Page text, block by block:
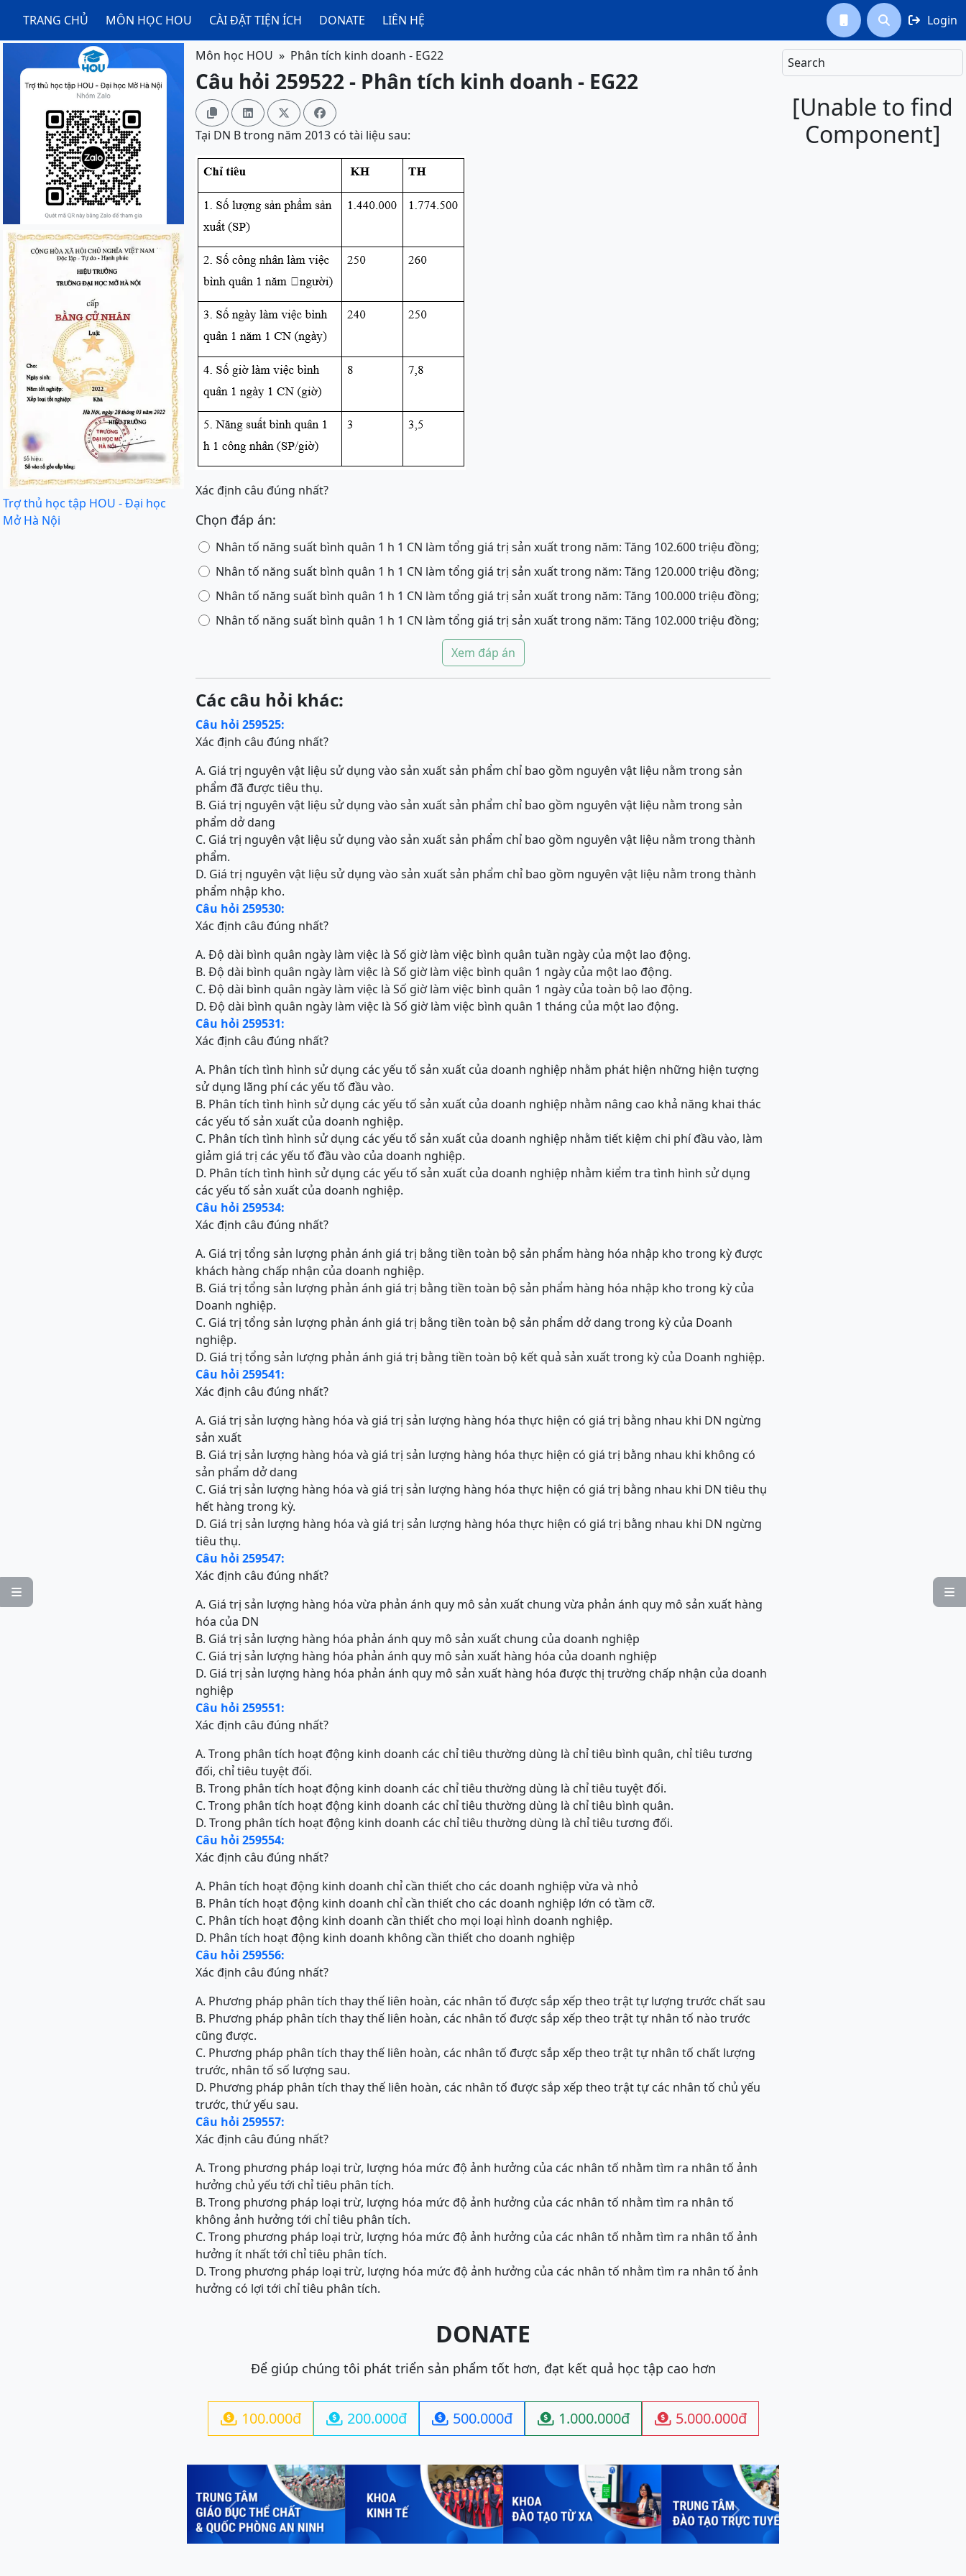
TRANG CHỦ MÔN HỌC HOU CÀI ĐẶT TIỆN ÍCH DONATE LIÊN HỆ   Login

Search
[Unable to find
Component]

Trợ thủ học tập HOU - Đại học
Mở Hà Nội
Môn học HOU Phân tích kinh doanh - EG22
Câu hỏi 259522 - Phân tích kinh doanh - EG22
   
Tại DN B trong năm 2013 có tài liệu sau:
Xác định câu đúng nhất?
Chọn đáp án:
Nhân tố năng suất bình quân 1 h 1 CN làm tổng giá trị sản xuất trong năm: Tăng 102.600 triệu đồng;
Nhân tố năng suất bình quân 1 h 1 CN làm tổng giá trị sản xuất trong năm: Tăng 120.000 triệu đồng;
Nhân tố năng suất bình quân 1 h 1 CN làm tổng giá trị sản xuất trong năm: Tăng 100.000 triệu đồng;
Nhân tố năng suất bình quân 1 h 1 CN làm tổng giá trị sản xuất trong năm: Tăng 102.000 triệu đồng;
Xem đáp án
Các câu hỏi khác:
Câu hỏi 259525:
Xác định câu đúng nhất?
A. Giá trị nguyên vật liệu sử dụng vào sản xuất sản phẩm chỉ bao gồm nguyên vật liệu nằm trong sản
phẩm đã được tiêu thụ.
B. Giá trị nguyên vật liệu sử dụng vào sản xuất sản phẩm chỉ bao gồm nguyên vật liệu nằm trong sản
phẩm dở dang
C. Giá trị nguyên vật liệu sử dụng vào sản xuất sản phẩm chỉ bao gồm nguyên vật liệu nằm trong thành
phẩm.
D. Giá trị nguyên vật liệu sử dụng vào sản xuất sản phẩm chỉ bao gồm nguyên vật liệu nằm trong thành
phẩm nhập kho.
Câu hỏi 259530:
Xác định câu đúng nhất?
A. Độ dài bình quân ngày làm việc là Số giờ làm việc bình quân tuần ngày của một lao động.
B. Độ dài bình quân ngày làm việc là Số giờ làm việc bình quân 1 ngày của một lao động.
C. Độ dài bình quân ngày làm việc là Số giờ làm việc bình quân 1 ngày của toàn bộ lao động.
D. Độ dài bình quân ngày làm việc là Số giờ làm việc bình quân 1 tháng của một lao động.
Câu hỏi 259531:
Xác định câu đúng nhất?
A. Phân tích tình hình sử dụng các yếu tố sản xuất của doanh nghiệp nhằm phát hiện những hiện tượng
sử dụng lãng phí các yếu tố đầu vào.
B. Phân tích tình hình sử dụng các yếu tố sản xuất của doanh nghiệp nhằm nâng cao khả năng khai thác
các yếu tố sản xuất của doanh nghiệp.
C. Phân tích tình hình sử dụng các yếu tố sản xuất của doanh nghiệp nhằm tiết kiệm chi phí đầu vào, làm
giảm giá trị các yếu tố đầu vào của doanh nghiệp.
D. Phân tích tình hình sử dụng các yếu tố sản xuất của doanh nghiệp nhằm kiểm tra tình hình sử dụng
các yếu tố sản xuất của doanh nghiệp.
Câu hỏi 259534:
Xác định câu đúng nhất?
A. Giá trị tổng sản lượng phản ánh giá trị bằng tiền toàn bộ sản phẩm hàng hóa nhập kho trong kỳ được
khách hàng chấp nhận của doanh nghiệp.
B. Giá trị tổng sản lượng phản ánh giá trị bằng tiền toàn bộ sản phẩm hàng hóa nhập kho trong kỳ của
Doanh nghiệp.
C. Giá trị tổng sản lượng phản ánh giá trị bằng tiền toàn bộ sản phẩm dở dang trong kỳ của Doanh
nghiệp.
D. Giá trị tổng sản lượng phản ánh giá trị bằng tiền toàn bộ kết quả sản xuất trong kỳ của Doanh nghiệp.
Câu hỏi 259541:
Xác định câu đúng nhất?
A. Giá trị sản lượng hàng hóa và giá trị sản lượng hàng hóa thực hiện có giá trị bằng nhau khi DN ngừng
sản xuất
B. Giá trị sản lượng hàng hóa và giá trị sản lượng hàng hóa thực hiện có giá trị bằng nhau khi không có
sản phẩm dở dang
C. Giá trị sản lượng hàng hóa và giá trị sản lượng hàng hóa thực hiện có giá trị bằng nhau khi DN tiêu thụ
hết hàng trong kỳ.
D. Giá trị sản lượng hàng hóa và giá trị sản lượng hàng hóa thực hiện có giá trị bằng nhau khi DN ngừng
tiêu thụ.
Câu hỏi 259547:
Xác định câu đúng nhất?
A. Giá trị sản lượng hàng hóa vừa phản ánh quy mô sản xuất chung vừa phản ánh quy mô sản xuất hàng
hóa của DN
B. Giá trị sản lượng hàng hóa phản ánh quy mô sản xuất chung của doanh nghiệp
C. Giá trị sản lượng hàng hóa phản ánh quy mô sản xuất hàng hóa của doanh nghiệp
D. Giá trị sản lượng hàng hóa phản ánh quy mô sản xuất hàng hóa được thị trường chấp nhận của doanh
nghiệp
Câu hỏi 259551:
Xác định câu đúng nhất?
A. Trong phân tích hoạt động kinh doanh các chỉ tiêu thường dùng là chỉ tiêu bình quân, chỉ tiêu tương
đối, chỉ tiêu tuyệt đối.
B. Trong phân tích hoạt động kinh doanh các chỉ tiêu thường dùng là chỉ tiêu tuyệt đối.
C. Trong phân tích hoạt động kinh doanh các chỉ tiêu thường dùng là chỉ tiêu bình quân.
D. Trong phân tích hoạt động kinh doanh các chỉ tiêu thường dùng là chỉ tiêu tương đối.
Câu hỏi 259554:
Xác định câu đúng nhất?
A. Phân tích hoạt động kinh doanh chỉ cần thiết cho các doanh nghiệp vừa và nhỏ
B. Phân tích hoạt động kinh doanh chỉ cần thiết cho các doanh nghiệp lớn có tầm cỡ.
C. Phân tích hoạt động kinh doanh cần thiết cho mọi loại hình doanh nghiệp.
D. Phân tích hoạt động kinh doanh không cần thiết cho doanh nghiệp
Câu hỏi 259556:
Xác định câu đúng nhất?
A. Phương pháp phân tích thay thế liên hoàn, các nhân tố được sắp xếp theo trật tự lượng trước chất sau
B. Phương pháp phân tích thay thế liên hoàn, các nhân tố được sắp xếp theo trật tự nhân tố nào trước
cũng được.
C. Phương pháp phân tích thay thế liên hoàn, các nhân tố được sắp xếp theo trật tự nhân tố chất lượng
trước, nhân tố số lượng sau.
D. Phương pháp phân tích thay thế liên hoàn, các nhân tố được sắp xếp theo trật tự các nhân tố chủ yếu
trước, thứ yếu sau.
Câu hỏi 259557:
Xác định câu đúng nhất?
A. Trong phương pháp loại trừ, lượng hóa mức độ ảnh hưởng của các nhân tố nhằm tìm ra nhân tố ảnh
hưởng chủ yếu tới chỉ tiêu phân tích.
B. Trong phương pháp loại trừ, lượng hóa mức độ ảnh hưởng của các nhân tố nhằm tìm ra nhân tố
không ảnh hưởng tới chỉ tiêu phân tích.
C. Trong phương pháp loại trừ, lượng hóa mức độ ảnh hưởng của các nhân tố nhằm tìm ra nhân tố ảnh
hưởng ít nhất tới chỉ tiêu phân tích.
D. Trong phương pháp loại trừ, lượng hóa mức độ ảnh hưởng của các nhân tố nhằm tìm ra nhân tố ảnh
hưởng có lợi tới chỉ tiêu phân tích.
DONATE
Để giúp chúng tôi phát triển sản phẩm tốt hơn, đạt kết quả học tập cao hơn
 100.000đ  200.000đ  500.000đ  1.000.000đ  5.000.000đ
Previous Next